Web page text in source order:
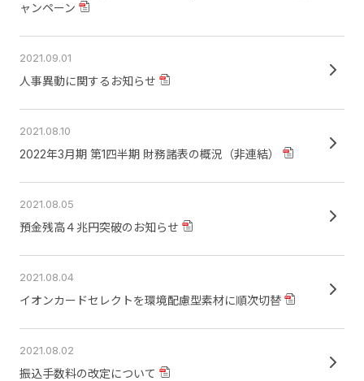
ャンペーン
2021.09.01
人事異動に関するお知らせ
2021.08.10
2022年3月期 第1四半期 財務諸表の概況（非連結）
2021.08.05
預金残高４兆円突破のお知らせ
2021.08.04
イオンカードセレクトを環境配慮型素材に順次切替
2021.08.02
振込手数料の改定について